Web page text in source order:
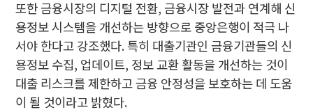
또한 금융시장의 디지털 전환, 금융시장 발전과 연계해 신
용정보 시스템을 개선하는 방향으로 중앙은행이 적극 나
서야 한다고 강조했다. 특히 대출기관인 금융기관들의 신
용정보 수집, 업데이트, 정보 교환 활동을 개선하는 것이
대출 리스크를 제한하고 금융 안정성을 보호하는 데 도움
이 될 것이라고 밝혔다.